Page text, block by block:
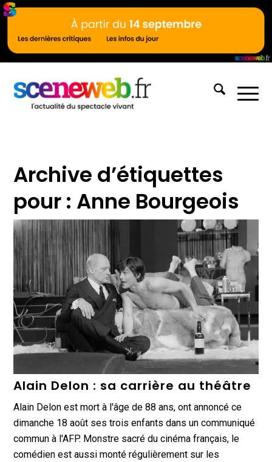
Archive d’étiquettes
pour : Anne Bourgeois
Alain Delon : sa carrière au théâtre
Alain Delon est mort à l'âge de 88 ans, ont annoncé ce
dimanche 18 août ses trois enfants dans un communiqué
commun à l'AFP. Monstre sacré du cinéma français, le
comédien est aussi monté régulièrement sur les